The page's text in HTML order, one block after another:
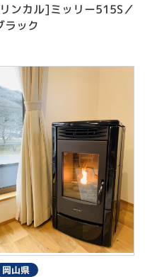
ンカル]ミッリー515S／
ラック
岡山県